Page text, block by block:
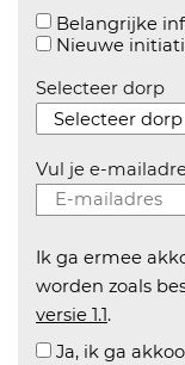
Belangrijke
Nieuwe
Selecteer dorp
Vul je e-
Ik ga ermee
worden zoals
versie 1.1.
Ja, ik ga